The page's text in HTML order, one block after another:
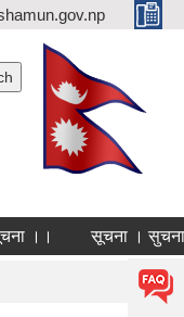
।। सूचना । सुचना
1